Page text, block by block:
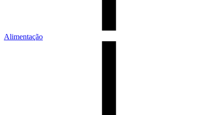
Alimentação